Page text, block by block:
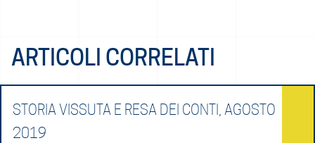
ARTICOLI CORRELATI
STORIA VISSUTA E RESA DEI CONTI, AGOSTO
2019